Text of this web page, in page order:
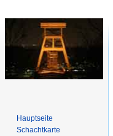
Hauptseite
Schachtkarte